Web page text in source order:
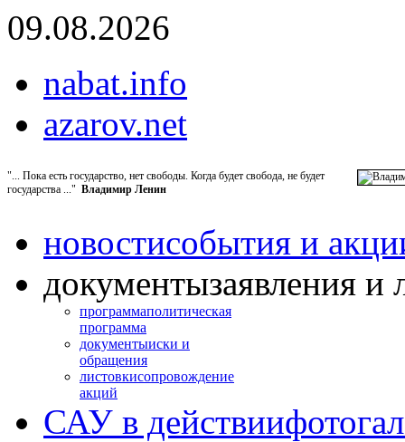
09.08.2026
nabat.info
azarov.net
"... Пока есть государство, нет свободы. Когда будет свобода, не будет
государства ..." Владимир Ленин
новостисобытия и
документызаявления и
программаполитическая
программа
документыиски и
обращения
листовкисопровождение
акций
САУ в действии